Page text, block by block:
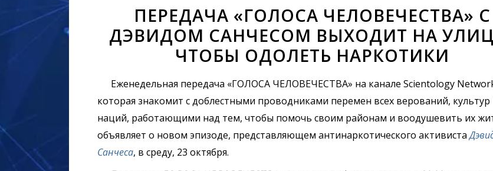
ПЕРЕДАЧА «ГОЛОСА ЧЕЛОВЕЧЕСТВА» С
ДЭВИДОМ САНЧЕСОМ ВЫХОДИТ НА
ЧТОБЫ ОДОЛЕТЬ НАРКОТИКИ
Еженедельная передача «ГОЛОСА ЧЕЛОВЕЧЕСТВА» на канале Scientology
которая знакомит с доблестными проводниками перемен всех верований, культур
наций, работающими над тем, чтобы помочь своим районам и воодушевить их
объявляет о новом эпизоде, представляющем антинаркотического активиста
Санчеса, в среду, 23 октября.